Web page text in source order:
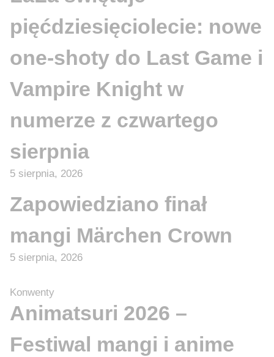
pięćdziesięciolecie: nowe
one-shoty do Last Game i
Vampire Knight w
numerze z czwartego
sierpnia
5 sierpnia, 2026
Zapowiedziano finał
mangi Märchen Crown
5 sierpnia, 2026
Konwenty
Animatsuri 2026 –
Festiwal mangi i anime